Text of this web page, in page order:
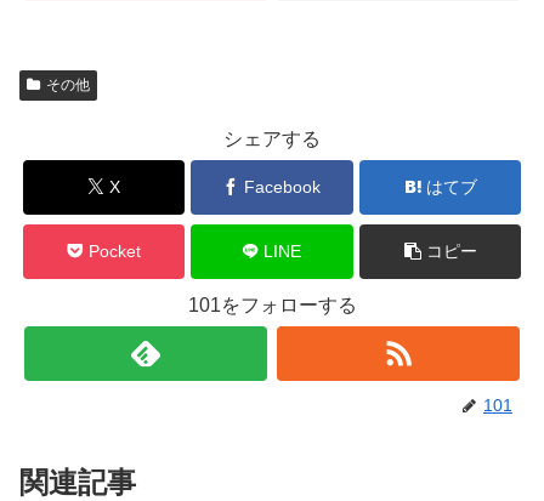
その他
シェアする
X Facebook はてブ
Pocket LINE コピー
101をフォローする
101
関連記事